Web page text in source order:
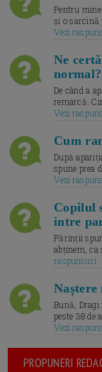
Pentru
și o sarcină
Vezi
Ne
normal?
De când a
remarcă.
Vezi
Cum
După
spune prea
Vezi
Copilul
intre
Părinții
abținem, ca
raspunsuri
Bună,
peste 38 de
Vezi
PROPUNERI